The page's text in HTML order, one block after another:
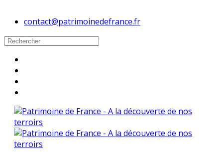
contact@patrimoinedefrance.fr